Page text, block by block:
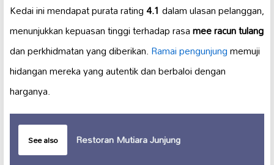
Kedai ini mendapat purata rating4.1 dalam ulasan pelanggan,
menunjukkan kepuasan tinggi terhadap rasamee racun tulang
dan perkhidmatan yang diberikan.Ramai pengunjungmemuji
hidangan mereka yang autentik dan berbaloi dengan
harganya.
See also Restoran Mutiara Junjung